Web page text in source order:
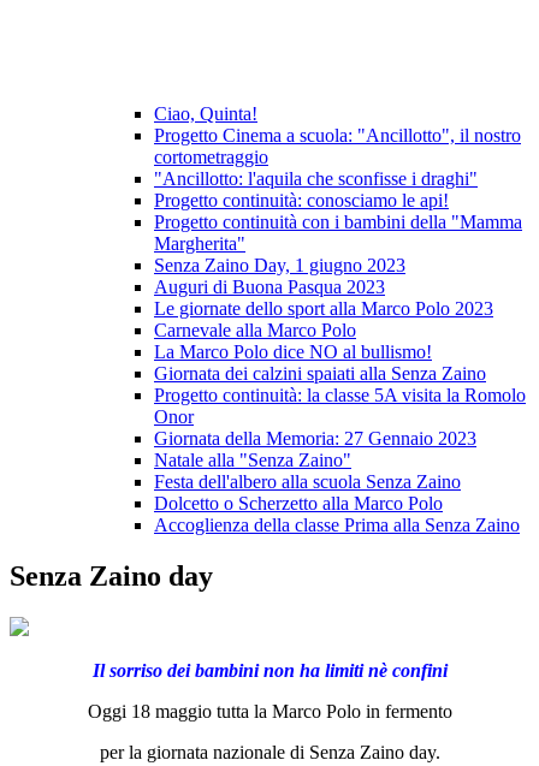
Ciao, Quinta!
Progetto Cinema a scuola: "Ancillotto", il nostro
cortometraggio
"Ancillotto: l'aquila che sconfisse i draghi"
Progetto continuità: conosciamo le api!
Progetto continuità con i bambini della "Mamma
Margherita"
Senza Zaino Day, 1 giugno 2023
Auguri di Buona Pasqua 2023
Le giornate dello sport alla Marco Polo 2023
Carnevale alla Marco Polo
La Marco Polo dice NO al bullismo!
Giornata dei calzini spaiati alla Senza Zaino
Progetto continuità: la classe 5A visita la Romolo
Onor
Giornata della Memoria: 27 Gennaio 2023
Natale alla "Senza Zaino"
Festa dell'albero alla scuola Senza Zaino
Dolcetto o Scherzetto alla Marco Polo
Accoglienza della classe Prima alla Senza Zaino
Senza Zaino day
Il sorriso dei bambini non ha limiti nè confini
Oggi 18 maggio tutta la Marco Polo in fermento
per la giornata nazionale di Senza Zaino day.